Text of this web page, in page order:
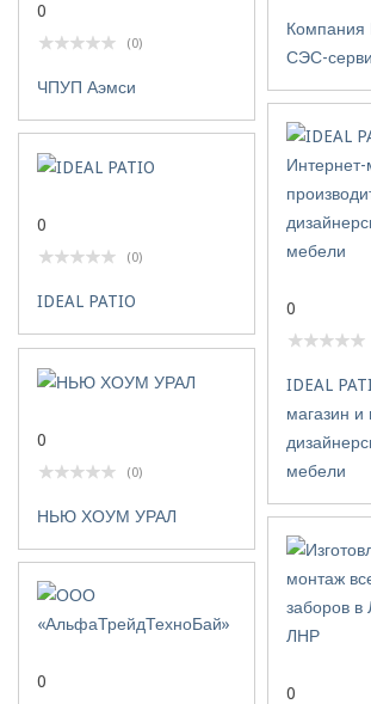
СЭС-
0
(0)
ЧПУП Аэмси
0
IDEAL
магазин и
мебели
0
(0)
IDEAL PATIO
0
(0)
НЬЮ ХОУМ УРАЛ
0
0